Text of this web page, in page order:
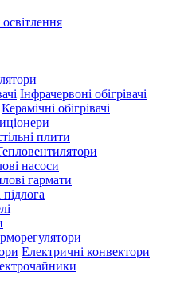
Інфрачервоні обігрівачі
Керамічні обігрівачі
плити
насоси
гармати
Електричні конвектори